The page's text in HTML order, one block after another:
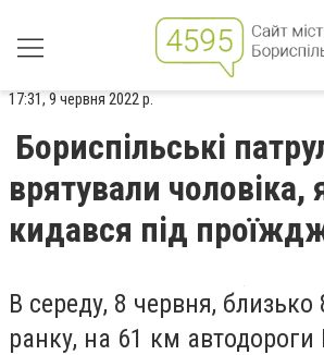
17:31, 9 червня 2022 р.
Бориспільські
врятували чоловіка,
кидався під
В середу, 8 червня, близько
ранку, на 61 км автодороги